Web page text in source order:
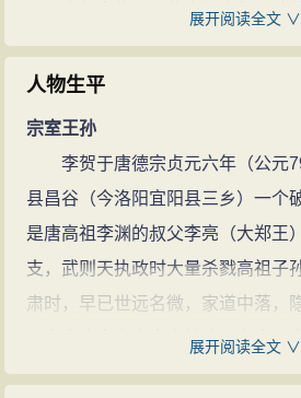
回昌谷，27岁
文(207篇) 李贺
写《李长吉传》里的李贺少年写诗
李贺天才早熟，他在七岁时便写
且当即就名动京城。其时担任吏部
及侍郎皇甫湜听说有这种奇事后，
说：“要是古人，那还罢了；而今天
那我们怎么能失之交臂呢？”说罢，
访个究竟了。
见到李贺还是个小不点儿的孩子
遂出题让他写作，以便验证李贺到
写了一首在文学史足以流传的名作
展开阅读全文 ∨
人物生平
宗室王孙
李贺于唐德宗贞元六年（公元
县昌谷（今洛阳宜阳县三乡）一个
是唐高祖李渊的叔父李亮（大郑王
支，武则天执政时大量杀戮高祖子
肃时，早已世远名微，家道中落，
己有李唐宗室高贵血统这一点十分
再提起：“唐诸王孙李长吉”、“宗孙
展开阅读全文 ∨